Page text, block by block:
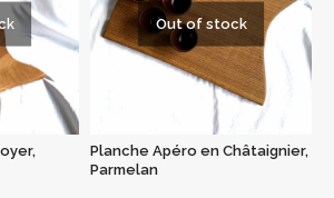
Out of stock
Planche Apéro en Châtaignier,
Parmelan